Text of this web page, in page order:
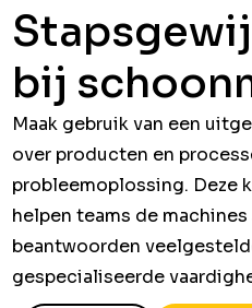
bij
Maak gebruik van een
over producten en
probleemoplossing. Deze
helpen teams de
beantwoorden
gespecialiseerde